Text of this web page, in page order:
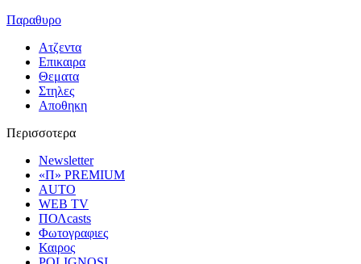
Παραθυρο
Ατζεντα
Επικαιρα
Θεματα
Στηλες
Αποθηκη
Περισσοτερα
Newsletter
«Π» PREMIUM
AUTO
WEB TV
ΠΟΛcasts
Φωτογραφιες
Καιρος